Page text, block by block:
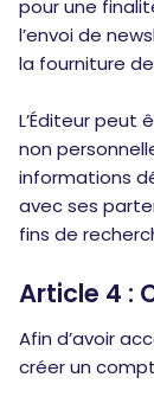
pour une
l’envoi de
la fourniture
L’Éditeur
non
informations
avec ses
fins de
Article 4 :
Afin d’avoir
créer un